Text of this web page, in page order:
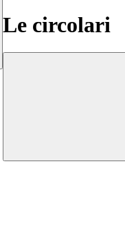
Le circolari